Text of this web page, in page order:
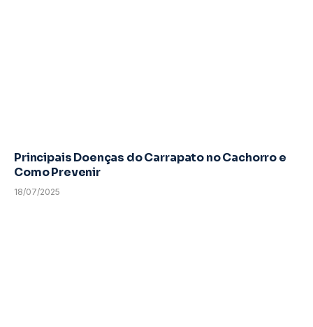
Principais Doenças do Carrapato no Cachorro e
Como Prevenir
18/07/2025